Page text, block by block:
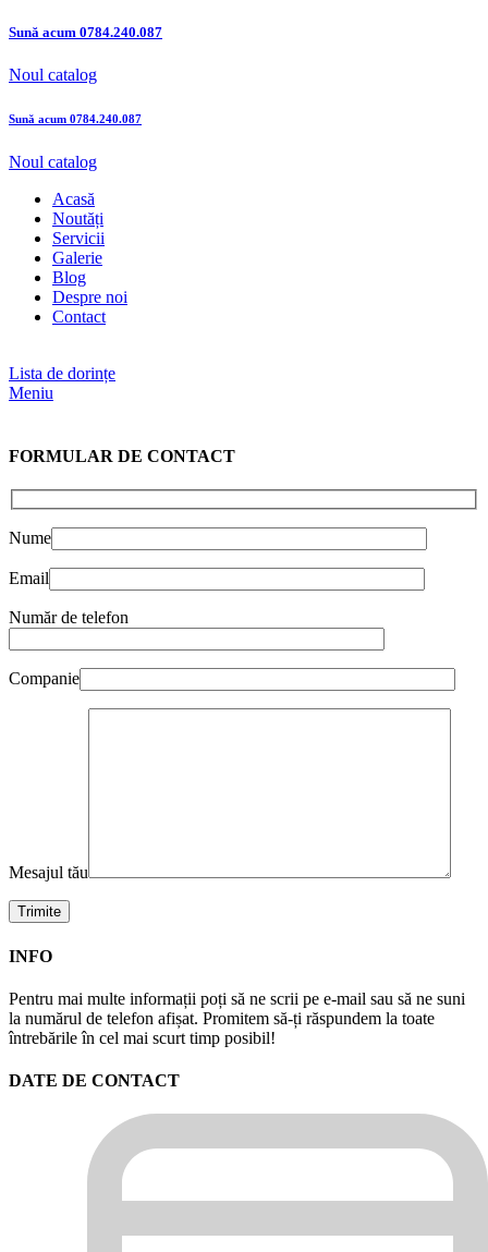
Sună acum 0784.240.087
Noul catalog
Sună acum 0784.240.087
Noul catalog
Acasă
Noutăți
Servicii
Galerie
Blog
Despre noi
Contact
Lista de dorințe
Meniu
FORMULAR DE CONTACT
Nume
Email
Număr de telefon
Companie
Mesajul tău
INFO
Pentru mai multe informații poți să ne scrii pe e-mail sau să ne suni
la numărul de telefon afișat. Promitem să-ți răspundem la toate
întrebările în cel mai scurt timp posibil!
DATE DE CONTACT